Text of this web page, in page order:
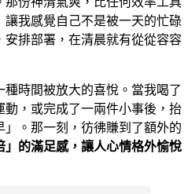
我感覺自己不是被一天的忙碌
排部署，在清晨就有從從容容
時間被放大的喜悅。當我喝了
動，或完成了一兩件小事後，抬
。那一刻，彷彿賺到了額外的
」的滿足感，讓人心情格外愉悅